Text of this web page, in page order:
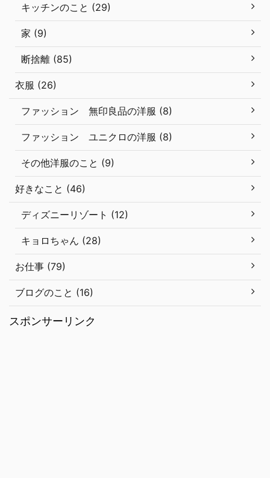
キッチンのこと (29)
家 (9)
断捨離 (85)
衣服 (26)
ファッション 無印良品の洋服 (8)
ファッション ユニクロの洋服 (8)
その他洋服のこと (9)
好きなこと (46)
ディズニーリゾート (12)
キョロちゃん (28)
お仕事 (79)
ブログのこと (16)
スポンサーリンク